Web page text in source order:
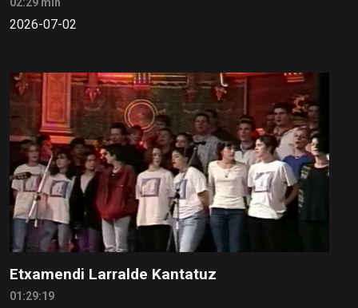
02:29 min
2026-07-02
Etxamendi Larralde Kantatuz
01:29:19